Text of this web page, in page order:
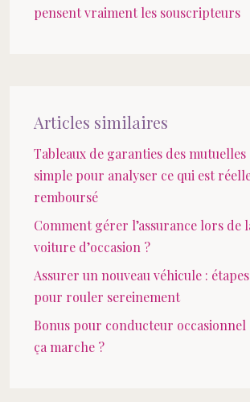
pensent vraiment les souscripteurs
Articles similaires
Tableaux de garanties des
simple pour analyser ce qui est
remboursé
Comment gérer l’assurance lors de
voiture d’occasion ?
Assurer un nouveau véhicule :
pour rouler sereinement
Bonus pour conducteur occasionnel
ça marche ?